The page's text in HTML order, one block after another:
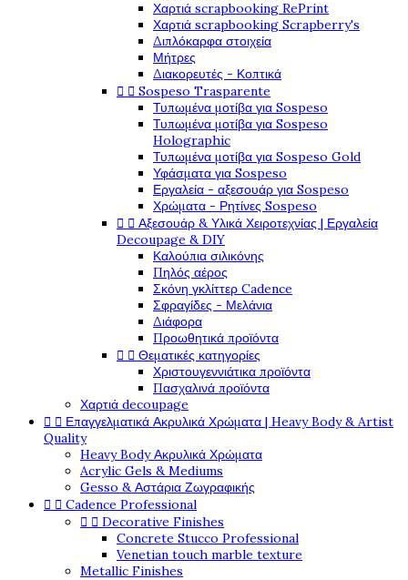
Χαρτιά scrapbooking RePrint
Χαρτιά scrapbooking Scrapberry's
Διπλόκαρφα στοιχεία
Μήτρες
Διακορευτές - Κοπτικά
  Sospeso Trasparente
Τυπωμένα μοτίβα για Sospeso
Τυπωμένα μοτίβα για Sospeso
Holographic
Τυπωμένα μοτίβα για Sospeso Gold
Υφάσματα για Sospeso
Εργαλεία - αξεσουάρ για Sospeso
Χρώματα - Ρητίνες Sospeso
  Αξεσουάρ & Υλικά Χειροτεχνίας | Εργαλεία
Decoupage & DIY
Καλούπια σιλικόνης
Πηλός αέρος
Σκόνη γκλίττερ Cadence
Σφραγίδες - Μελάνια
Διάφορα
Προωθητικά προϊόντα
  Θεματικές κατηγορίες
Χριστουγεννιάτικα προϊόντα
Πασχαλινά προϊόντα
Χαρτιά decoupage
  Επαγγελματικά Ακρυλικά Χρώματα | Heavy Body & Artist
Quality
Heavy Body Ακρυλικά Χρώματα
Acrylic Gels & Mediums
Gesso & Αστάρια Ζωγραφικής
  Cadence Professional
  Decorative Finishes
Concrete Stucco Professional
Venetian touch marble texture
Metallic Finishes